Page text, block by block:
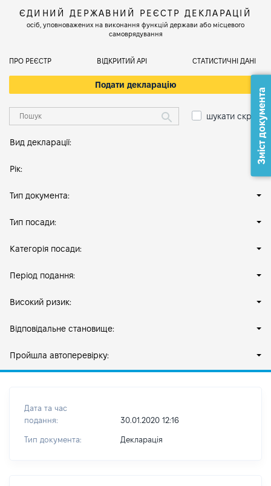
ЄДИНИЙ ДЕРЖАВНИЙ РЕЄСТР ДЕКЛАРАЦІЙ
осіб, уповноважених на виконання функцій держави або місцевого
самоврядування
ПРО РЕЄСТР ВІДКРИТИЙ АРІ СТАТИСТИЧНІ ДАНІ
Подати декларацію
шукати скрізь
Вид декларації:
Рік:
Тип документа:
Тип посади:
Категорія посади:
Період подання:
Високий ризик:
Відповідальне становище:
Пройшла автоперевірку:
Дата та час
подання:
30.01.2020 12:16
Тип документа: Декларація
Зміст документа